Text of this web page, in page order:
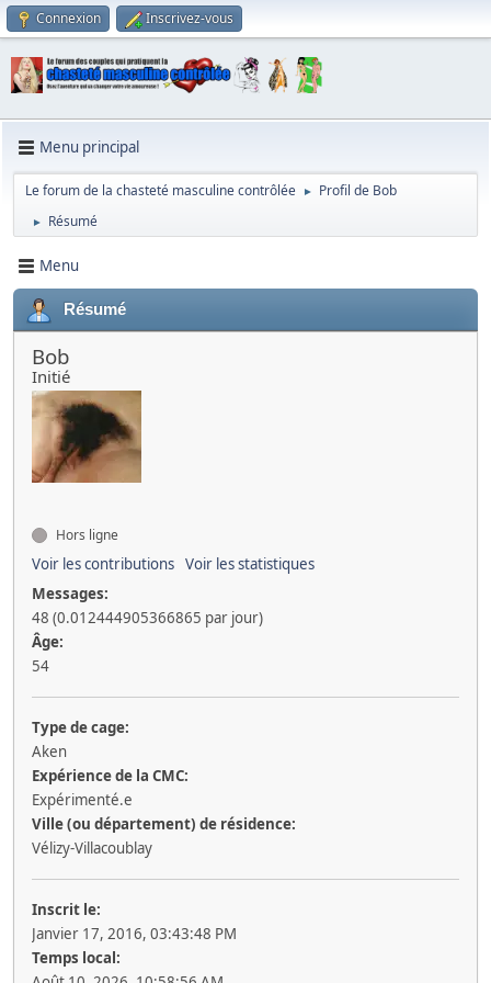
Connexion Inscrivez-vous
Menu principal
Le forum de la chasteté masculine contrôlée ► Profil de Bob
► Résumé
Menu
Résumé
Bob
Initié
Hors ligne
Voir les contributions Voir les statistiques
Messages:
48 (0.012444905366865 par jour)
Âge:
54
Type de cage:
Aken
Expérience de la CMC:
Expérimenté.e
Ville (ou département) de résidence:
Vélizy-Villacoublay
Inscrit le:
Janvier 17, 2016, 03:43:48 PM
Temps local: